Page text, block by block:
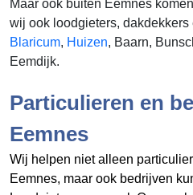
Maar ook buiten Eemnes
wij ook loodgieters,
Blaricum, Huizen, Baarn,
Eemdijk.
Particulieren en
Eemnes
Wij helpen niet alleen
Eemnes, maar ook bedrijven